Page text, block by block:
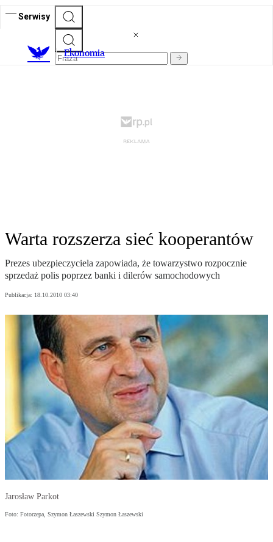
Serwisy
Ekonomia
Warta rozszerza sieć kooperantów
Prezes ubezpieczyciela zapowiada, że towarzystwo rozpocznie
sprzedaż polis poprzez banki i dilerów samochodowych
Publikacja: 18.10.2010 03:40
Jarosław Parkot
Foto: Fotorzepa, Szymon Łaszewski Szymon Łaszewski